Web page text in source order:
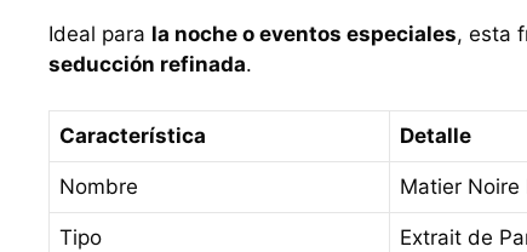
Ideal para la noche o eventos especiales, esta
seducción refinada.
Característica Detalle
Nombre Matier Noire
Tipo Extrait de